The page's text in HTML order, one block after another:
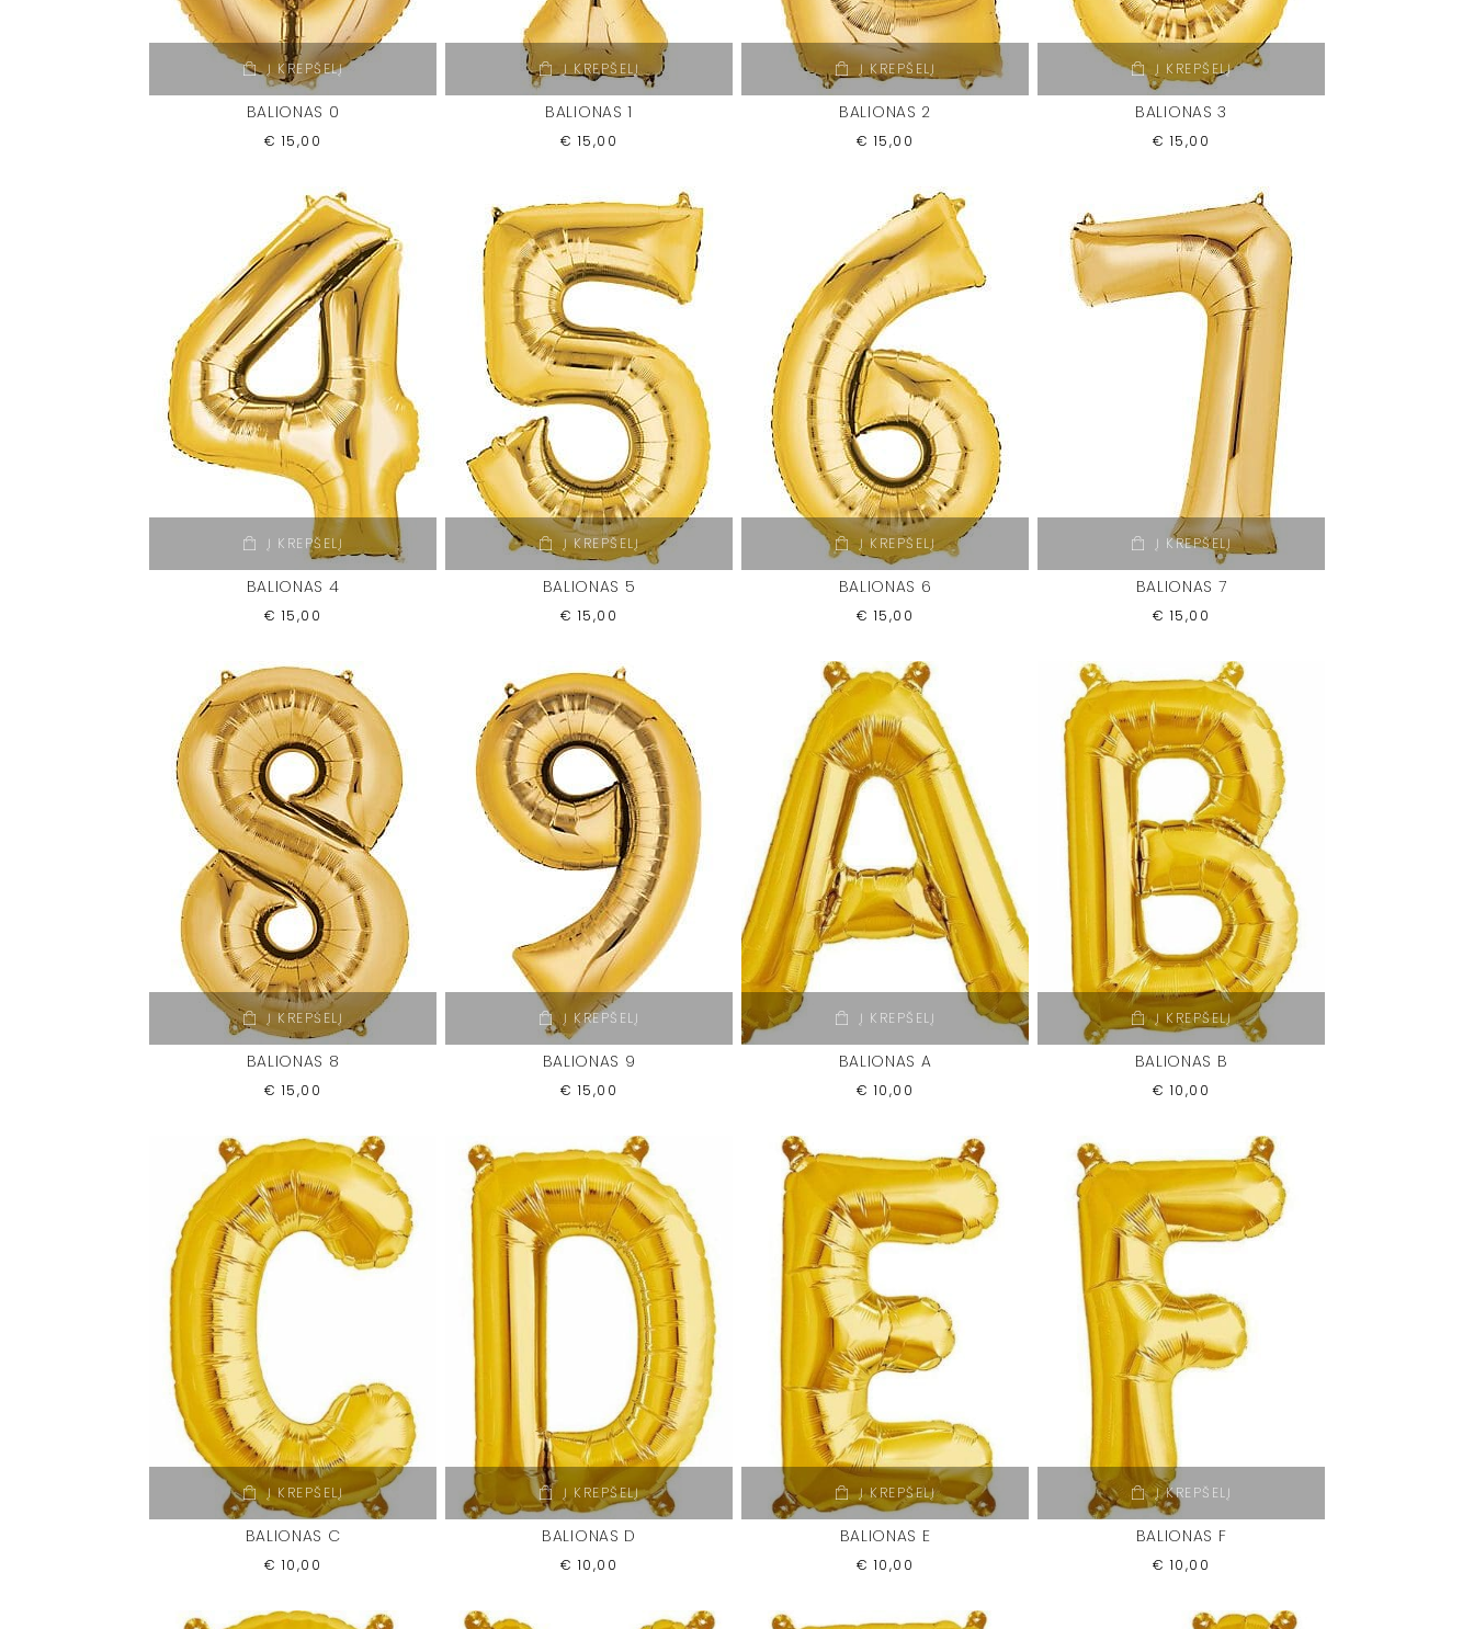
Į KREPŠELĮ
BALIONAS 0
€ 15,00
Į KREPŠELĮ
BALIONAS 1
€ 15,00
Į KREPŠELĮ
BALIONAS 2
€ 15,00
Į KREPŠELĮ
BALIONAS 3
€ 15,00
Į KREPŠELĮ
BALIONAS 4
€ 15,00
Į KREPŠELĮ
BALIONAS 5
€ 15,00
Į KREPŠELĮ
BALIONAS 6
€ 15,00
Į KREPŠELĮ
BALIONAS 7
€ 15,00
Į KREPŠELĮ
BALIONAS 8
€ 15,00
Į KREPŠELĮ
BALIONAS 9
€ 15,00
Į KREPŠELĮ
BALIONAS A
€ 10,00
Į KREPŠELĮ
BALIONAS B
€ 10,00
Į KREPŠELĮ
BALIONAS C
€ 10,00
Į KREPŠELĮ
BALIONAS D
€ 10,00
Į KREPŠELĮ
BALIONAS E
€ 10,00
Į KREPŠELĮ
BALIONAS F
€ 10,00